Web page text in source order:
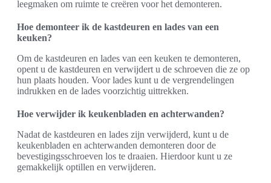
leegmaken om ruimte te creëren voor het demonteren.
Hoe demonteer ik de kastdeuren en lades van een
keuken?
Om de kastdeuren en lades van een keuken te demonteren,
opent u de kastdeuren en verwijdert u de schroeven die ze op
hun plaats houden. Voor lades kunt u de vergrendelingen
indrukken en de lades voorzichtig uittrekken.
Hoe verwijder ik keukenbladen en achterwanden?
Nadat de kastdeuren en lades zijn verwijderd, kunt u de
keukenbladen en achterwanden demonteren door de
bevestigingsschroeven los te draaien. Hierdoor kunt u ze
gemakkelijk optillen en verwijderen.